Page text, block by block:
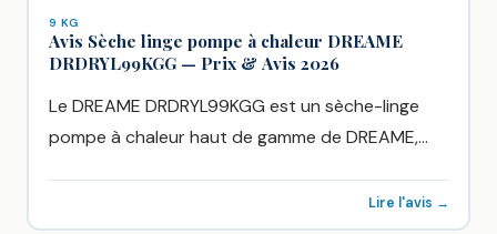
9 KG
Avis Sèche linge pompe à chaleur DREAME
DRDRYL99KGG — Prix & Avis 2026
Le DREAME DRDRYL99KGG est un sèche-linge
pompe à chaleur haut de gamme de DREAME,
Lire l'avis →